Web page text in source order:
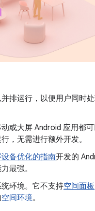
排运行，以便用户同时
或大屏 Android 应用都
，无需进行额外开发。
备优化的指南开发的
最强。
环境。它不支持空间面板
空间环境。